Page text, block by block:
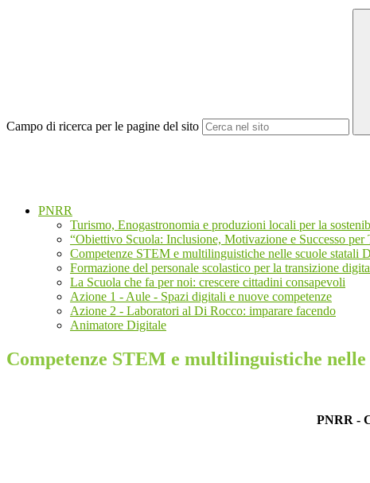
Campo di ricerca per le pagine del sito
PNRR
Turismo, Enogastronomia e produzioni locali per la
“Obiettivo Scuola: Inclusione, Motivazione e Successo per
Competenze STEM e multilinguistiche nelle scuole statali
Formazione del personale scolastico per la transizione
La Scuola che fa per noi: crescere cittadini consapevoli
Azione 1 - Aule - Spazi digitali e nuove competenze
Azione 2 - Laboratori al Di Rocco: imparare facendo
Animatore Digitale
Competenze STEM e multilinguistiche
PNRR -